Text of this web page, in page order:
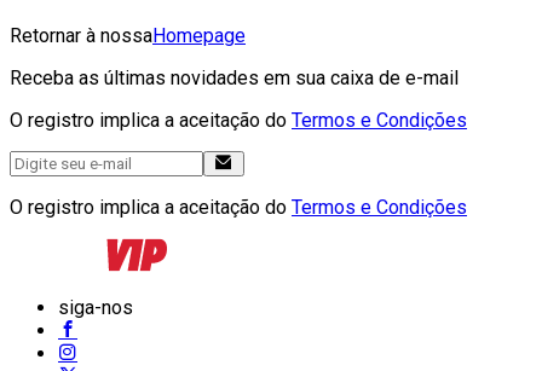
Retornar à nossaHomepage
Receba as últimas novidades em sua caixa de e-mail
O registro implica a aceitação do Termos e Condições
O registro implica a aceitação do Termos e Condições
siga-nos